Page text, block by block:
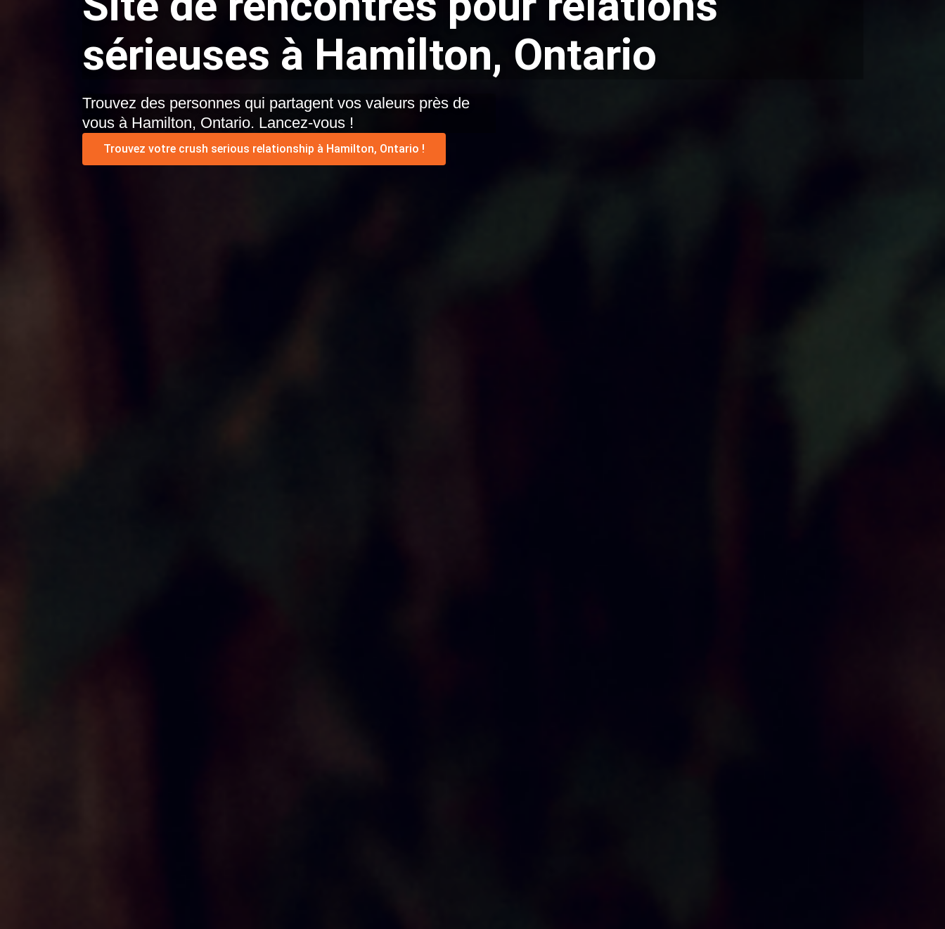
sérieuses à Hamilton, Ontario
Trouvez des personnes qui partagent vos valeurs près de
vous à Hamilton, Ontario. Lancez-vous !
Trouvez votre crush serious relationship à Hamilton, Ontario !